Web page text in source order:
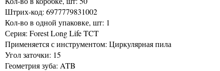
Штрих-код: 6977779831002
Кол-во в одной упаковке, шт: 1
Серия: Forest Long Life TCT
Применяется с инструментом: Циркулярная пила
Угол заточки: 15
Геометрия зуба: ATB